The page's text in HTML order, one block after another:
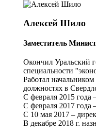
Алексей Шило
Заместитель
Окончил Уральский
специальности
Работал
должностях в
С февраля 2015 года
С февраля 2017
С 10 мая 2017 –
В декабре 2018 г.